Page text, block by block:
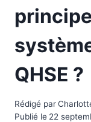
QHSE ?
Rédigé par
Publié le 22